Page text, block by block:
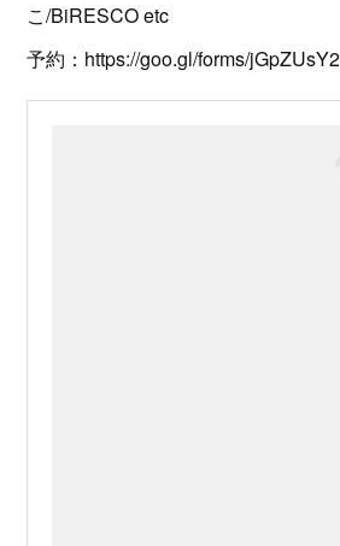
こ/BiRESCO etc
予約：https://goo.gl/forms/